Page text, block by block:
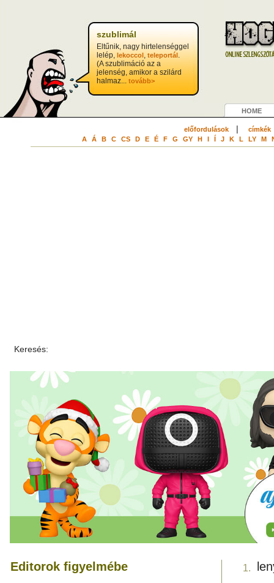
szublimál
Eltűnik, nagy hirtelenséggel
lelép, lekoccol, teleportál.
(A szublimáció az a
jelenség, amikor a szilárd
halmaz... tovább>
HOME
előfordulások| címkék
A Á B C CS D E É F G GY H I Í J K L LY M
Keresés:
Editorok figyelmébe 1.